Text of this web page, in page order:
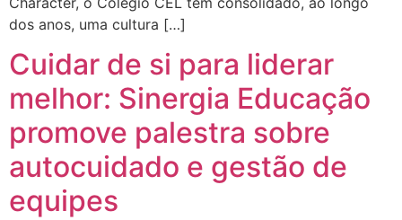
dos anos, uma cultura […]
Cuidar de si para liderar
melhor: Sinergia Educação
promove palestra sobre
autocuidado e gestão de
equipes